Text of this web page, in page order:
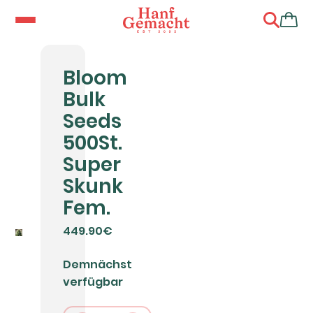
Bloom
Bulk
Seeds
500St.
Super
Skunk
Fem.
449.90€
Demnächst
verfügbar